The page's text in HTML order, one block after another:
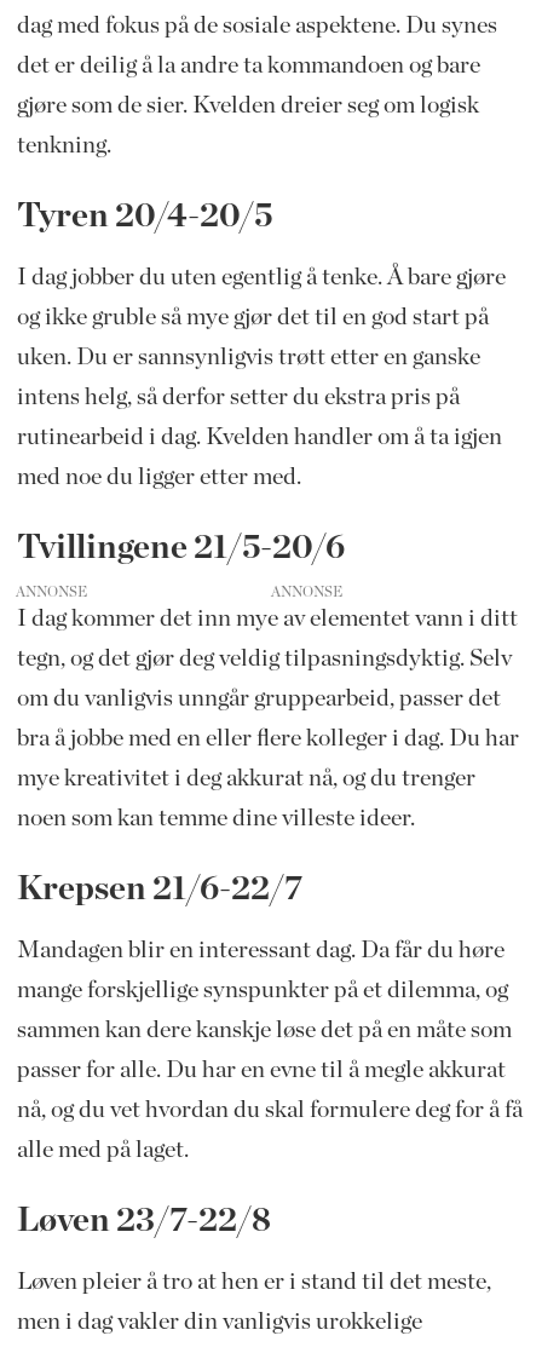
dag med fokus på de sosiale aspektene. Du synes
det er deilig å la andre ta kommandoen og bare
gjøre som de sier. Kvelden dreier seg om logisk
tenkning.
Tyren 20/4-20/5
I dag jobber du uten egentlig å tenke. Å bare gjøre
og ikke gruble så mye gjør det til en god start på
uken. Du er sannsynligvis trøtt etter en ganske
intens helg, så derfor setter du ekstra pris på
rutinearbeid i dag. Kvelden handler om å ta igjen
med noe du ligger etter med.
Tvillingene 21/5-20/6
ANNONSE
I dag kommer det inn mye av elementet vann i ditt
tegn, og det gjør deg veldig tilpasningsdyktig. Selv
om du vanligvis unngår gruppearbeid, passer det
bra å jobbe med en eller flere kolleger i dag. Du har
mye kreativitet i deg akkurat nå, og du trenger
noen som kan temme dine villeste ideer.
Krepsen 21/6-22/7
Mandagen blir en interessant dag. Da får du høre
mange forskjellige synspunkter på et dilemma, og
sammen kan dere kanskje løse det på en måte som
passer for alle. Du har en evne til å megle akkurat
nå, og du vet hvordan du skal formulere deg for å få
alle med på laget.
Løven 23/7-22/8
Løven pleier å tro at hen er i stand til det meste,
men i dag vakler din vanligvis urokkelige